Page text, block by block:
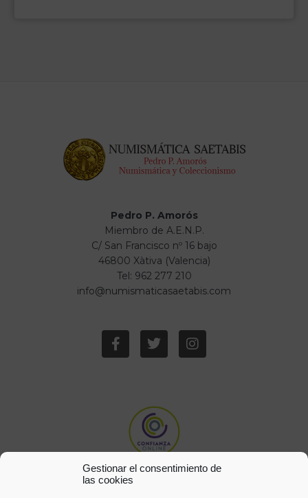
Gestionar el consentimiento de
las cookies
Pedro P. Amorós
Miembro de A.E.N.P.
C/ San Francisco nº 16 bajo
46800 Xàtiva (Valencia)
Tel: 962 277 210
info@numismaticasaetabis.com